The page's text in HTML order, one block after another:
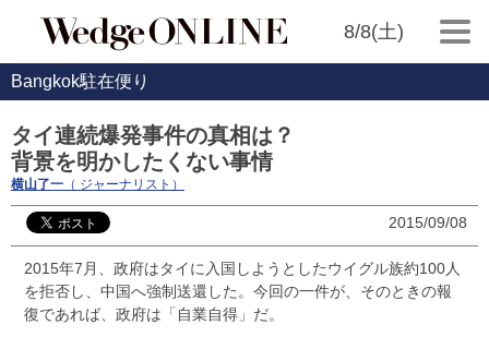
8/8(土)
Bangkok駐在便り
タイ連続爆発事件の真相は？
背景を明かしたくない事情
横山了一 （ ジャーナリスト）
2015/09/08
2015年7月、政府はタイに入国しようとしたウイグル族約100人
を拒否し、中国へ強制送還した。今回の一件が、そのときの報
復であれば、政府は「自業自得」だ。